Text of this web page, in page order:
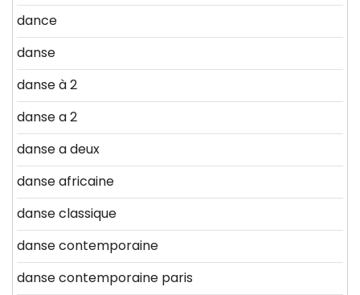
dance
danse
danse à 2
danse a 2
danse a deux
danse africaine
danse classique
danse contemporaine
danse contemporaine paris